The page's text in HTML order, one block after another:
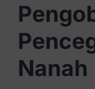
Nanah